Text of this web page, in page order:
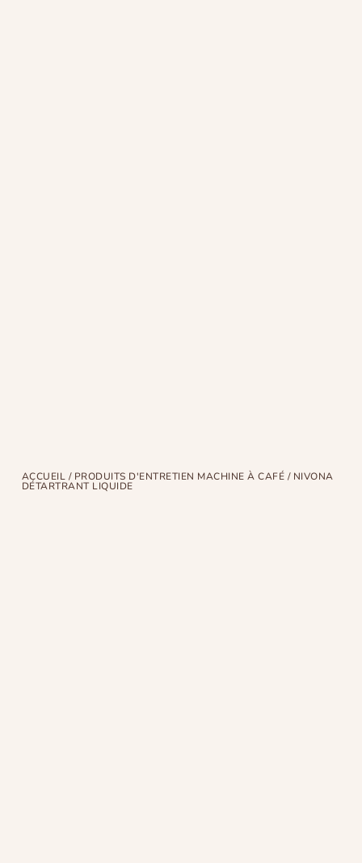
ACCUEIL / PRODUITS D'ENTRETIEN MACHINE À CAFÉ / NIVONA
DÉTARTRANT LIQUIDE